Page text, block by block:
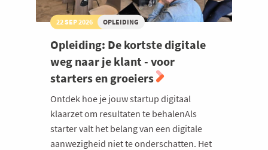
22 SEP 2026 OPLEIDING
Opleiding: De kortste digitale
weg naar je klant - voor
starters en groeiers
Ontdek hoe je jouw startup digitaal
klaarzet om resultaten te behalenAls
starter valt het belang van een digitale
aanwezigheid niet te onderschatten. Het